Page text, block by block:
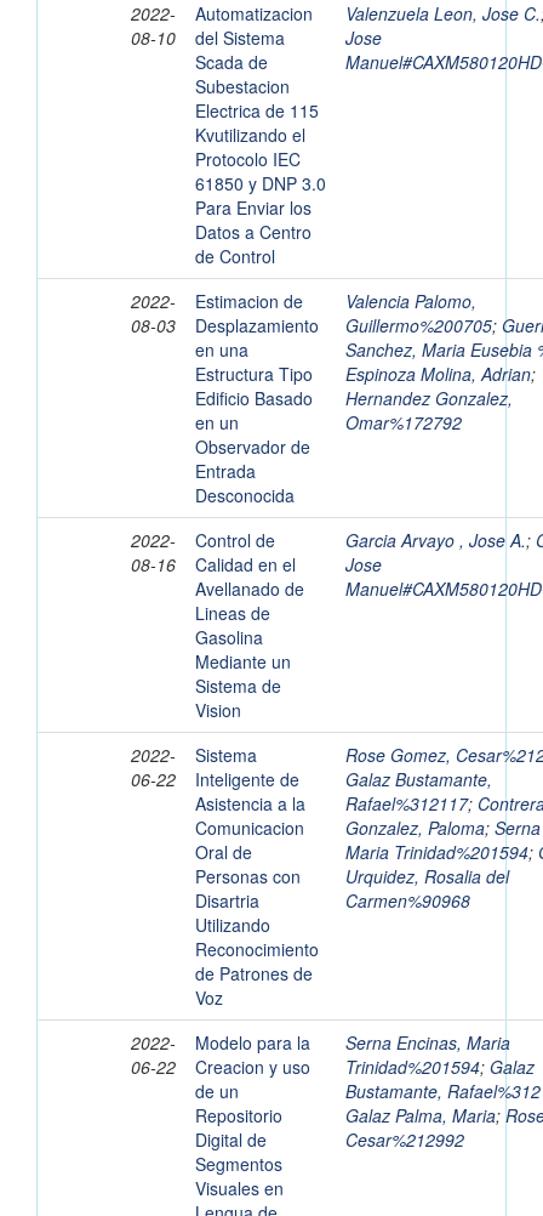
2022-
08-10
Automatizacion
del Sistema
Scada de
Subestacion
Electrica de 115
Kvutilizando el
Protocolo IEC
61850 y DNP 3.0
Para Enviar los
Datos a Centro
de Control
Valenzuela Leon, Jose C.
Jose
2022-
08-03
Estimacion de
Desplazamiento
en una
Estructura Tipo
Edificio Basado
en un
Observador de
Entrada
Desconocida
Valencia Palomo,
Guillermo%200705;
Sanchez, Maria Eusebia
Espinoza Molina, Adrian;
Hernandez Gonzalez,
Omar%172792
2022-
08-16
Control de
Calidad en el
Avellanado de
Lineas de
Gasolina
Mediante un
Sistema de
Vision
Garcia Arvayo , Jose A.;
Jose
2022-
06-22
Sistema
Inteligente de
Asistencia a la
Comunicacion
Oral de
Personas con
Disartria
Utilizando
Reconocimiento
de Patrones de
Voz
Rose Gomez,
Galaz Bustamante,
Rafael%312117;
Gonzalez, Paloma;
Maria Trinidad%201594;
Urquidez, Rosalia del
Carmen%90968
2022-
06-22
Modelo para la
Creacion y uso
de un
Repositorio
Digital de
Segmentos
Visuales en
Serna Encinas, Maria
Trinidad%201594; Galaz
Bustamante,
Galaz Palma, Maria;
Cesar%212992